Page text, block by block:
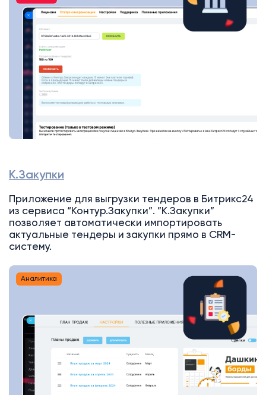
К.Закупки
Приложение для выгрузки тендеров в Битрикс24
из сервиса “Контур.Закупки”. ”К.Закупки”
позволяет автоматически импортировать
актуальные тендеры и закупки прямо в CRM-
систему.
Аналитика